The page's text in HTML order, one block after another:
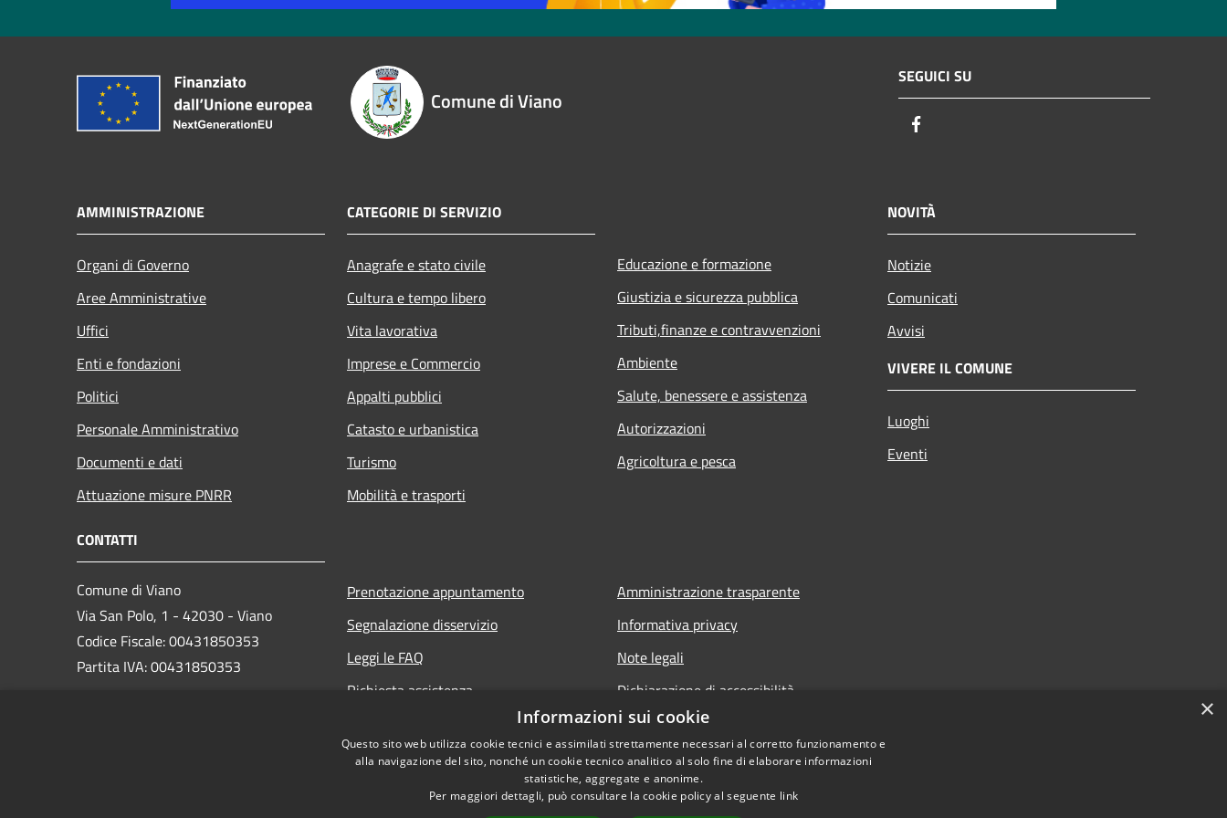
Comune di Viano
SEGUICI SU
AMMINISTRAZIONE
Organi di Governo
Aree Amministrative
Uffici
Enti e fondazioni
Politici
Personale Amministrativo
Documenti e dati
Attuazione misure PNRR
CATEGORIE DI SERVIZIO
Anagrafe e stato civile
Cultura e tempo libero
Vita lavorativa
Imprese e Commercio
Appalti pubblici
Catasto e urbanistica
Turismo
Mobilità e trasporti
Educazione e formazione
Giustizia e sicurezza pubblica
Tributi,finanze e contravvenzioni
Ambiente
Salute, benessere e assistenza
Autorizzazioni
Agricoltura e pesca
NOVITÀ
Notizie
Comunicati
Avvisi
VIVERE IL COMUNE
Luoghi
Eventi
CONTATTI
Comune di Viano
Via San Polo, 1 - 42030 - Viano
Codice Fiscale: 00431850353
Partita IVA: 00431850353
Prenotazione appuntamento
Segnalazione disservizio
Leggi le FAQ
Richiesta assistenza
Amministrazione trasparente
Informativa privacy
Note legali
Dichiarazione di accessibilità
Piano di miglioramento del sito
×
Informazioni sui cookie
Questo sito web utilizza cookie tecnici e assimilati strettamente necessari al corretto funzionamento e
alla navigazione del sito, nonché un cookie tecnico analitico al solo fine di elaborare informazioni
statistiche, aggregate e anonime.
Per maggiori dettagli, può consultare la cookie policy al seguente link